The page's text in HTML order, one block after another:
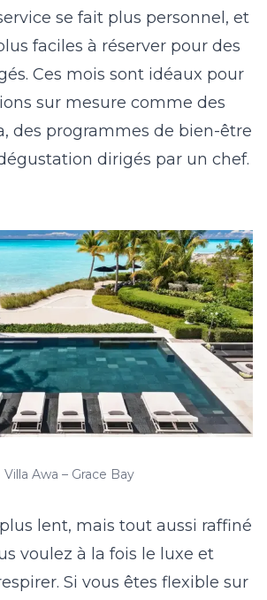
se fait plus personnel, et
faciles à réserver pour des
Ces mois sont idéaux pour
sur mesure comme des
des programmes de bien-être
dirigés par un chef.
Villa Awa – Grace Bay
lent, mais tout aussi raffiné
voulez à la fois le luxe et
Si vous êtes flexible sur